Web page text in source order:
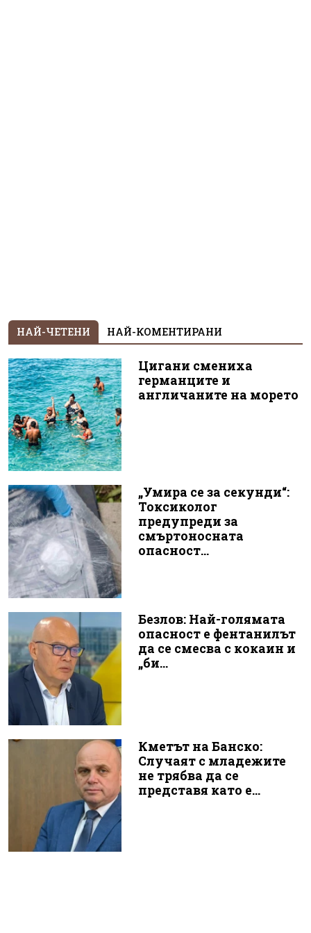
НАЙ-ЧЕТЕНИ НАЙ-КОМЕНТИРАНИ
Цигани смениха
германците и
англичаните на морето
„Умира се за секунди“:
Токсиколог
предупреди за
смъртоносната
опасност...
Безлов: Най-голямата
опасност е фентанилът
да се смесва с кокаин и
„би...
Кметът на Банско:
Случаят с младежите
не трябва да се
представя като е...